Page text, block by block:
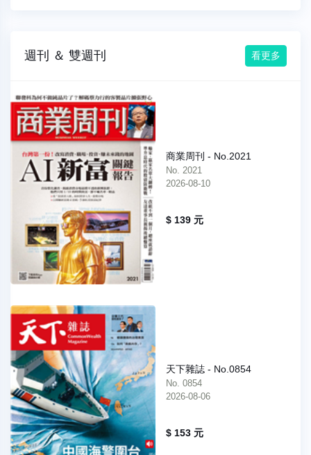
週刊 ＆ 雙週刊 看更多
商業周刊 - No.2021
No. 2021
2026-08-10
$ 139 元
天下雜誌 - No.0854
No. 0854
2026-08-06
$ 153 元